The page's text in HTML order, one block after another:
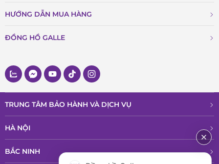
HƯỚNG DẪN MUA HÀNG
ĐỒNG HỒ GALLE
TRUNG TÂM BẢO HÀNH VÀ DỊCH VỤ
HÀ NỘI
BẮC NINH